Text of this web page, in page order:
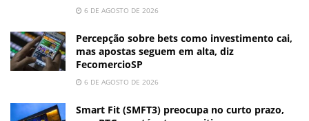
6 DE AGOSTO DE 2026
Percepção sobre bets como investimento cai,
mas apostas seguem em alta, diz
FecomercioSP
6 DE AGOSTO DE 2026
Smart Fit (SMFT3) preocupa no curto prazo,